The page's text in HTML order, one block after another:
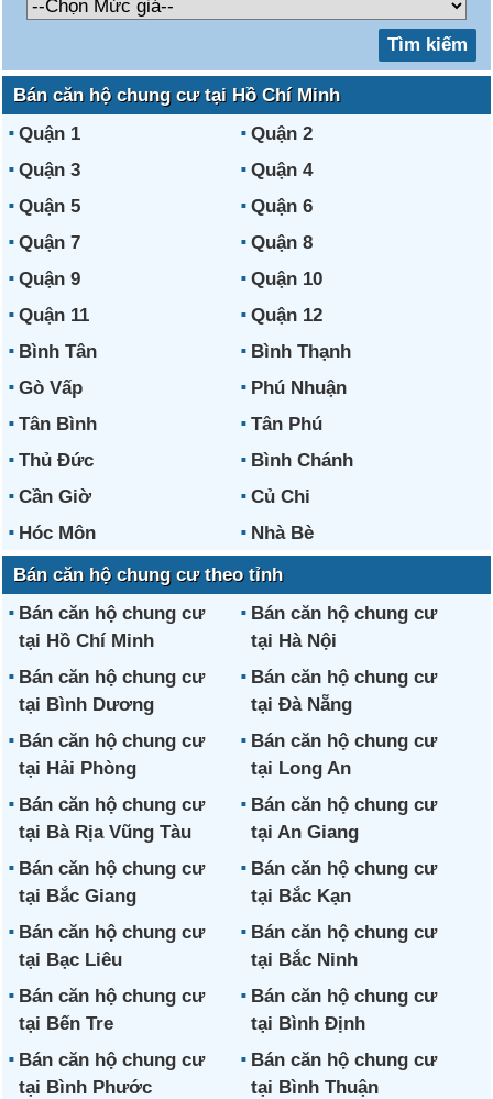
Bán căn hộ chung cư tại Hồ Chí Minh
Quận 1
Quận 2
Quận 3
Quận 4
Quận 5
Quận 6
Quận 7
Quận 8
Quận 9
Quận 10
Quận 11
Quận 12
Bình Tân
Bình Thạnh
Gò Vấp
Phú Nhuận
Tân Bình
Tân Phú
Thủ Đức
Bình Chánh
Cần Giờ
Củ Chi
Hóc Môn
Nhà Bè
Bán căn hộ chung cư theo tỉnh
Bán căn hộ chung cư
tại Hồ Chí Minh
Bán căn hộ chung cư
tại Hà Nội
Bán căn hộ chung cư
tại Bình Dương
Bán căn hộ chung cư
tại Đà Nẵng
Bán căn hộ chung cư
tại Hải Phòng
Bán căn hộ chung cư
tại Long An
Bán căn hộ chung cư
tại Bà Rịa Vũng Tàu
Bán căn hộ chung cư
tại An Giang
Bán căn hộ chung cư
tại Bắc Giang
Bán căn hộ chung cư
tại Bắc Kạn
Bán căn hộ chung cư
tại Bạc Liêu
Bán căn hộ chung cư
tại Bắc Ninh
Bán căn hộ chung cư
tại Bến Tre
Bán căn hộ chung cư
tại Bình Định
Bán căn hộ chung cư
tại Bình Phước
Bán căn hộ chung cư
tại Bình Thuận